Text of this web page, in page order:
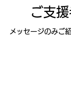
ご支
メッセージのみご